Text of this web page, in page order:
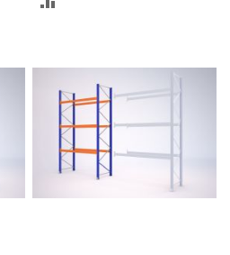
POROVNÁNÍ